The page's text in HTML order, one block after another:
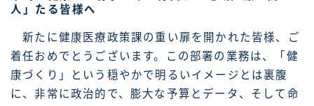
人」たる皆様へ
新たに健康医療政策課の重い扉を開かれた皆様、ご
着任おめでとうございます。この部署の業務は、「健
康づくり」という穏やかで明るいイメージとは裏腹
に、非常に政治的で、膨大な予算とデータ、そして命